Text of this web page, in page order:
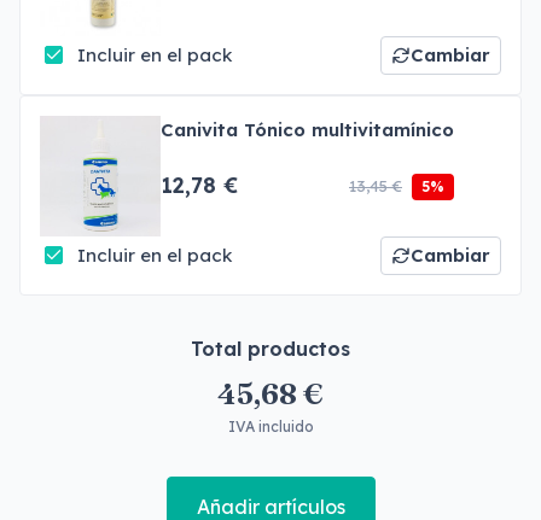
Incluir en el pack Cambiar
Canivita Tónico multivitamínico
12,78 € 13,45 € 5%
Incluir en el pack Cambiar
Total productos
45,68 €
IVA incluido
Añadir artículos